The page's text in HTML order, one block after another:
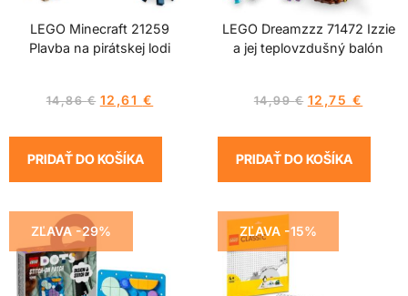
LEGO Minecraft 21259
Plavba na pirátskej lodi
14,86€ 12,61 €
PRIDAŤ DO KOŠÍKA
LEGO Dreamzzz 71472 Izzie
a jej teplovzdušný balón
14,99€ 12,75 €
PRIDAŤ DO KOŠÍKA
ZĽAVA -29% ZĽAVA -15%